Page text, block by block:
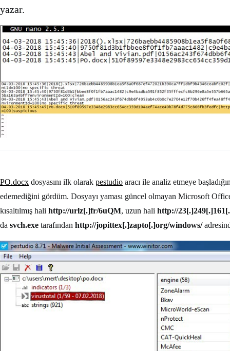
yazar.
PO.docx dosyasını ilk olarak pestudio aracı ile analiz etmeye
edemediğini gördüm. Dosyayı yaması güncel olmayan Microsoft
kısaltılmış hali http://urlz[.]fr/6uQM, uzun hali http://
da svch.exe tarafından http://jopittex[.]zapto[.]org/windows/